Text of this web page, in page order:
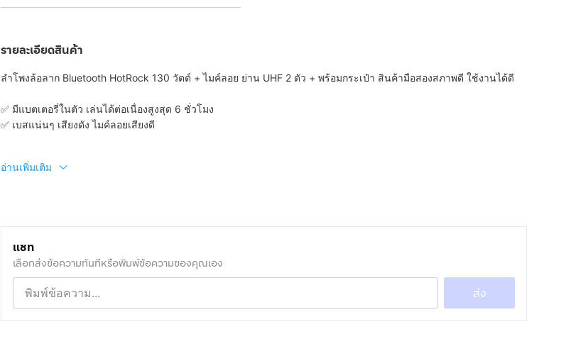
รายละเอียดสินค้า
ลำโพงล้อลาก Bluetooth HotRock 130 วัตต์ + ไมค์ลอย ย่าน UHF 2 ตัว + พร้อมกระเป๋า สินค้ามือสองสภาพดี ใช้งานได้ดี
✅ มีแบตเตอรี่ในตัว เล่นได้ต่อเนื่องสูงสุด 6 ชั่วโมง
✅ เบสแน่นๆ เสียงดัง ไมค์ลอยเสียงดี
อ่านเพิ่มเติม
แชท
เลือกส่งข้อความทันทีหรือพิมพ์ข้อความของคุณเอง
ส่ง